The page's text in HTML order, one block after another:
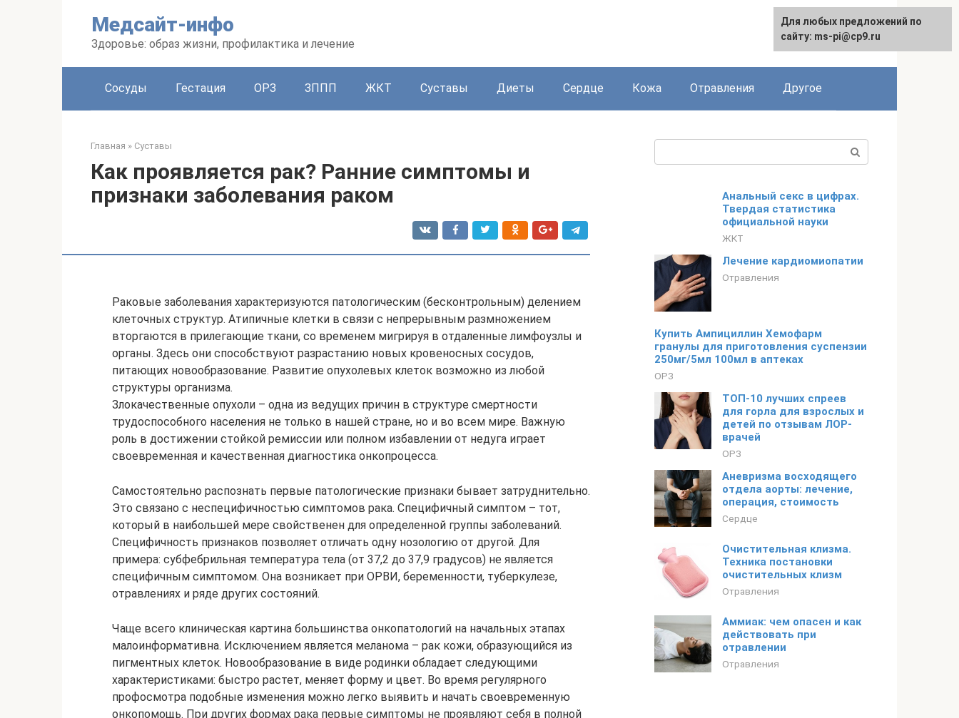
Медсайт-инфо
Здоровье: образ жизни, профилактика и лечение
Сосуды Гестация ОРЗ ЗППП ЖКТ Суставы Диеты Сердце Кожа Отравления Другое
Главная » Суставы
Как проявляется рак? Ранние симптомы и
признаки заболевания раком
Раковые заболевания характеризуются патологическим (бесконтрольным) делением
клеточных структур. Атипичные клетки в связи с непрерывным размножением
вторгаются в прилегающие ткани, со временем мигрируя в отдаленные лимфоузлы и
органы. Здесь они способствуют разрастанию новых кровеносных сосудов,
питающих новообразование. Развитие опухолевых клеток возможно из любой
структуры организма.
Злокачественные опухоли – одна из ведущих причин в структуре смертности
трудоспособного населения не только в нашей стране, но и во всем мире. Важную
роль в достижении стойкой ремиссии или полном избавлении от недуга играет
своевременная и качественная диагностика онкопроцесса.
Самостоятельно распознать первые патологические признаки бывает затруднительно.
Это связано с неспецифичностью симптомов рака. Специфичный симптом – тот,
который в наибольшей мере свойственен для определенной группы заболеваний.
Специфичность признаков позволяет отличать одну нозологию от другой. Для
примера: субфебрильная температура тела (от 37,2 до 37,9 градусов) не является
специфичным симптомом. Она возникает при ОРВИ, беременности, туберкулезе,
отравлениях и ряде других состояний.
Чаще всего клиническая картина большинства онкопатологий на начальных этапах
малоинформативна. Исключением является меланома – рак кожи, образующийся из
пигментных клеток. Новообразование в виде родинки обладает следующими
характеристиками: быстро растет, меняет форму и цвет. Во время регулярного
профосмотра подобные изменения можно легко выявить и начать своевременную
онкопомощь. При других формах рака первые симптомы не проявляют себя в полной
Анальный секс в цифрах.
Твердая статистика
официальной науки
ЖКТ
Лечение кардиомиопатии
Отравления
Купить Ампициллин Хемофарм
гранулы для приготовления суспензии
250мг/5мл 100мл в аптеках
ОРЗ
ТОП-10 лучших спреев
для горла для взрослых и
детей по отзывам ЛОР-
врачей
ОРЗ
Аневризма восходящего
отдела аорты: лечение,
операция, стоимость
Сердце
Очистительная клизма.
Техника постановки
очистительных клизм
Отравления
Аммиак: чем опасен и как
действовать при
отравлении
Отравления
Для любых предложений по
сайту: ms-pi@cp9.ru